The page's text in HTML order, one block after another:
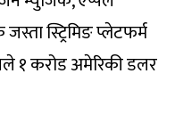
स्ट्रिमिङ प्लेटफर्म
१ करोड अमेरिकी डलर